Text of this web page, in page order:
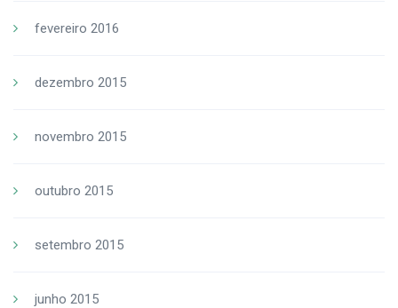
fevereiro 2016
dezembro 2015
novembro 2015
outubro 2015
setembro 2015
junho 2015